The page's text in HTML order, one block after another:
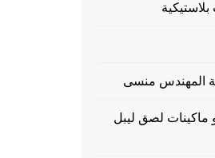
المهندس منسى
ماكينات لصق ليبل